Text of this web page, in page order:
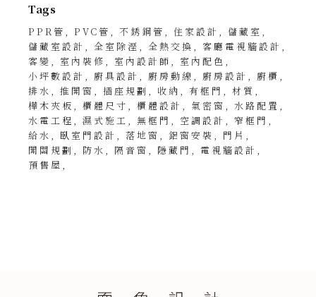
Tags
PPR管 PVC管 不銹鋼管 住家設計
儲藏室
儲藏室設計
全室除溼 全熱交換
客廳電視牆設計
客變
室內裝修 室內設計師
室內配色
小坪數設計
廚具設計 廚房動線 廚房設計
廚櫃
排水
推開窗 插座規劃 收納 有框門
材質
樺木夾板
櫃體尺寸 櫃體設計 氣密窗
水路配置
水電工程
濕式施工 無框門 空調設計
窄框門
給水
臥室門設計 落地窗 鋁窗安裝
門片
開關規劃
防水 隔音窗 隱藏門
電視牆設計
預售屋